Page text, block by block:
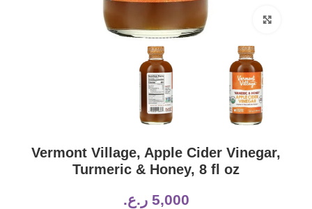
Click to enlarge
Vermont Village, Apple Cider Vinegar,
Turmeric & Honey, 8 fl oz
5,000 ر.ع.